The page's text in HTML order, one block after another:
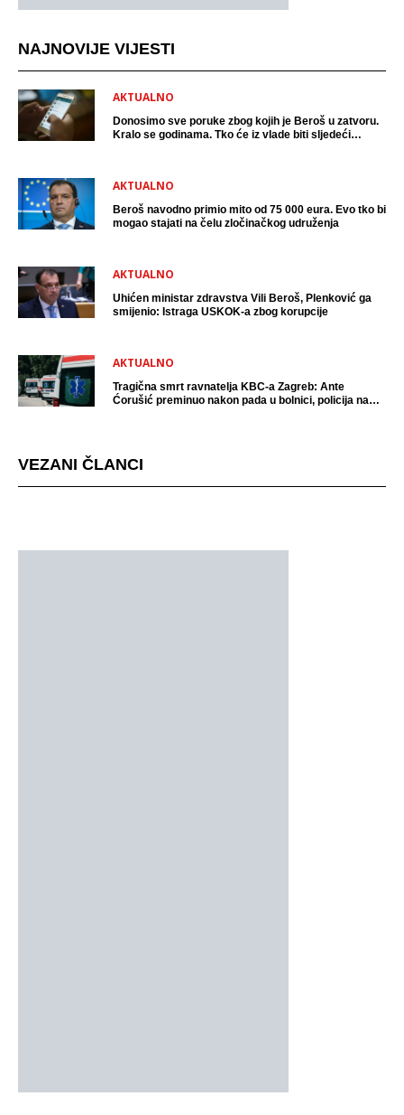
NAJNOVIJE VIJESTI
AKTUALNO
Donosimo sve poruke zbog kojih je Beroš u zatvoru.
Kralo se godinama. Tko će iz vlade biti sljedeći
AKTUALNO
Beroš navodno primio mito od 75 000 eura. Evo tko bi
mogao stajati na čelu zločinačkog udruženja
AKTUALNO
Uhićen ministar zdravstva Vili Beroš, Plenković ga
smijenio: Istraga USKOK-a zbog korupcije
AKTUALNO
Tragična smrt ravnatelja KBC-a Zagreb: Ante
Ćorušić preminuo nakon pada u bolnici, policija na
VEZANI ČLANCI